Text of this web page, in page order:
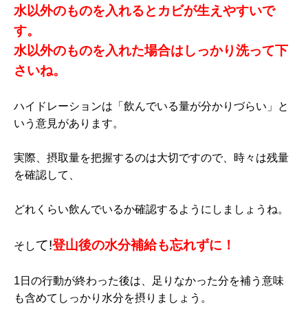
水以外のものを入れるとカビが生えやすいで
す。
水以外のものを入れた場合はしっかり洗って下
さいね。
ハイドレーションは「飲んでいる量が分かりづらい」と
いう意見があります。
実際、摂取量を把握するのは大切ですので、時々は残量
を確認して、
どれくらい飲んでいるか確認するようにしましょうね。
そして!登山後の水分補給も忘れずに！
1日の行動が終わった後は、足りなかった分を補う意味
も含めてしっかり水分を摂りましょう。